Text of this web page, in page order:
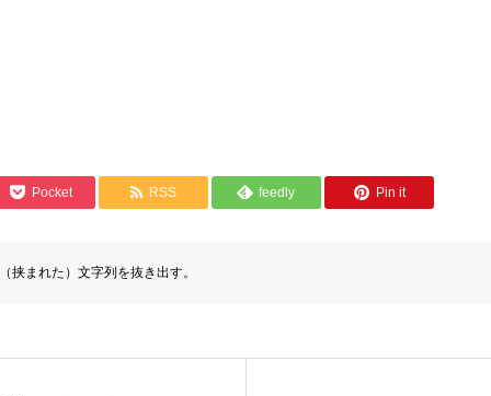
Pocket RSS feedly Pin it
まれた）文字列を抜き出す。